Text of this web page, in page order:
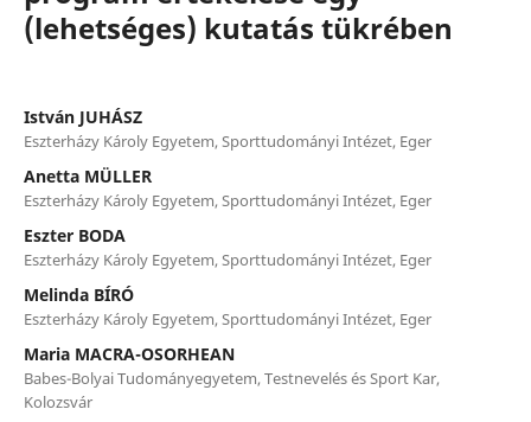
(lehetséges) kutatás tükrében
István JUHÁSZ
Eszterházy Károly Egyetem, Sporttudományi Intézet, Eger
Anetta MÜLLER
Eszterházy Károly Egyetem, Sporttudományi Intézet, Eger
Eszter BODA
Eszterházy Károly Egyetem, Sporttudományi Intézet, Eger
Melinda BÍRÓ
Eszterházy Károly Egyetem, Sporttudományi Intézet, Eger
Maria MACRA-OSORHEAN
Babes-Bolyai Tudományegyetem, Testnevelés és Sport Kar,
Kolozsvár